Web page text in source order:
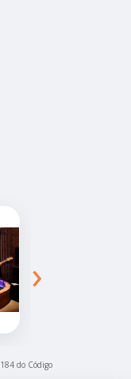
›
do Código